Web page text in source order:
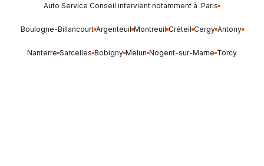
Auto Service Conseil intervient notamment à :Paris
Boulogne-Billancourt Argenteuil Montreuil Créteil Cergy Antony
Nanterre Sarcelles Bobigny Melun Nogent-sur-Marne Torcy